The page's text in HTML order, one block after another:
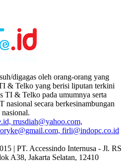
digagas oleh orang-orang yang
& Telko yang berisi liputan terkini
TI & Telko pada umumnya serta
nasional secara berkesinambungan
rrusdiah@yahoo.com,
firli@indopc.co.id
| PT. Accessindo Internusa - Jl. RS
A38, Jakarta Selatan, 12410